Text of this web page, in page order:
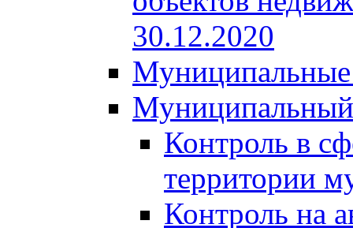
30.12.2020
Муниципальные
Муниципальный
Контроль в
территории
Контроль на